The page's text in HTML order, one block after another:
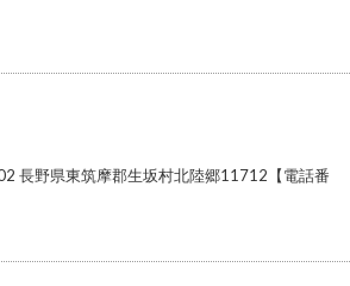
長野県東筑摩郡生坂村北陸郷11712【電話番